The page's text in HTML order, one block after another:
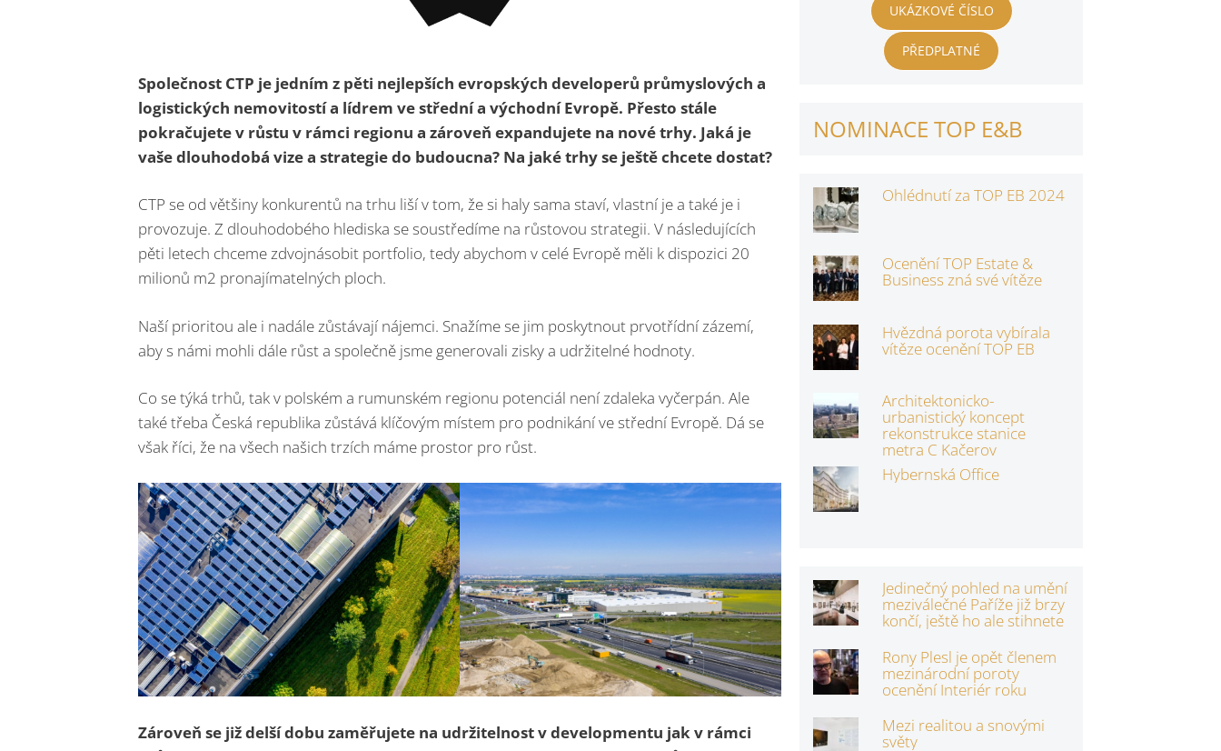
Společnost CTP je jedním z pěti nejlepších evropských developerů průmyslových a
logistických nemovitostí a lídrem ve střední a východní Evropě. Přesto stále
pokračujete v růstu v rámci regionu a zároveň expandujete na nové trhy. Jaká je
vaše dlouhodobá vize a strategie do budoucna? Na jaké trhy se ještě chcete dostat?
CTP se od většiny konkurentů na trhu liší v tom, že si haly sama staví, vlastní je a také je i
provozuje. Z dlouhodobého hlediska se soustředíme na růstovou strategii. V následujících
pěti letech chceme zdvojnásobit portfolio, tedy abychom v celé Evropě měli k dispozici 20
milionů m2 pronajímatelných ploch.
Naší prioritou ale i nadále zůstávají nájemci. Snažíme se jim poskytnout prvotřídní zázemí,
aby s námi mohli dále růst a společně jsme generovali zisky a udržitelné hodnoty.
Co se týká trhů, tak v polském a rumunském regionu potenciál není zdaleka vyčerpán. Ale
také třeba Česká republika zůstává klíčovým místem pro podnikání ve střední Evropě. Dá se
však říci, že na všech našich trzích máme prostor pro růst.
Zároveň se již delší dobu zaměřujete na udržitelnost v developmentu jak v rámci
UKÁZKOVÉ ČÍSLO
PŘEDPLATNÉ
NOMINACE TOP E&B
Ohlédnutí za TOP EB 2024
Ocenění TOP Estate &
Business zná své vítěze
Hvězdná porota vybírala
vítěze ocenění TOP EB
Architektonicko-
urbanistický koncept
rekonstrukce stanice
metra C Kačerov
Hybernská Office
Jedinečný pohled na umění
meziválečné Paříže již brzy
končí, ještě ho ale stihnete
Rony Plesl je opět členem
mezinárodní poroty
ocenění Interiér roku
Mezi realitou a snovými
světy